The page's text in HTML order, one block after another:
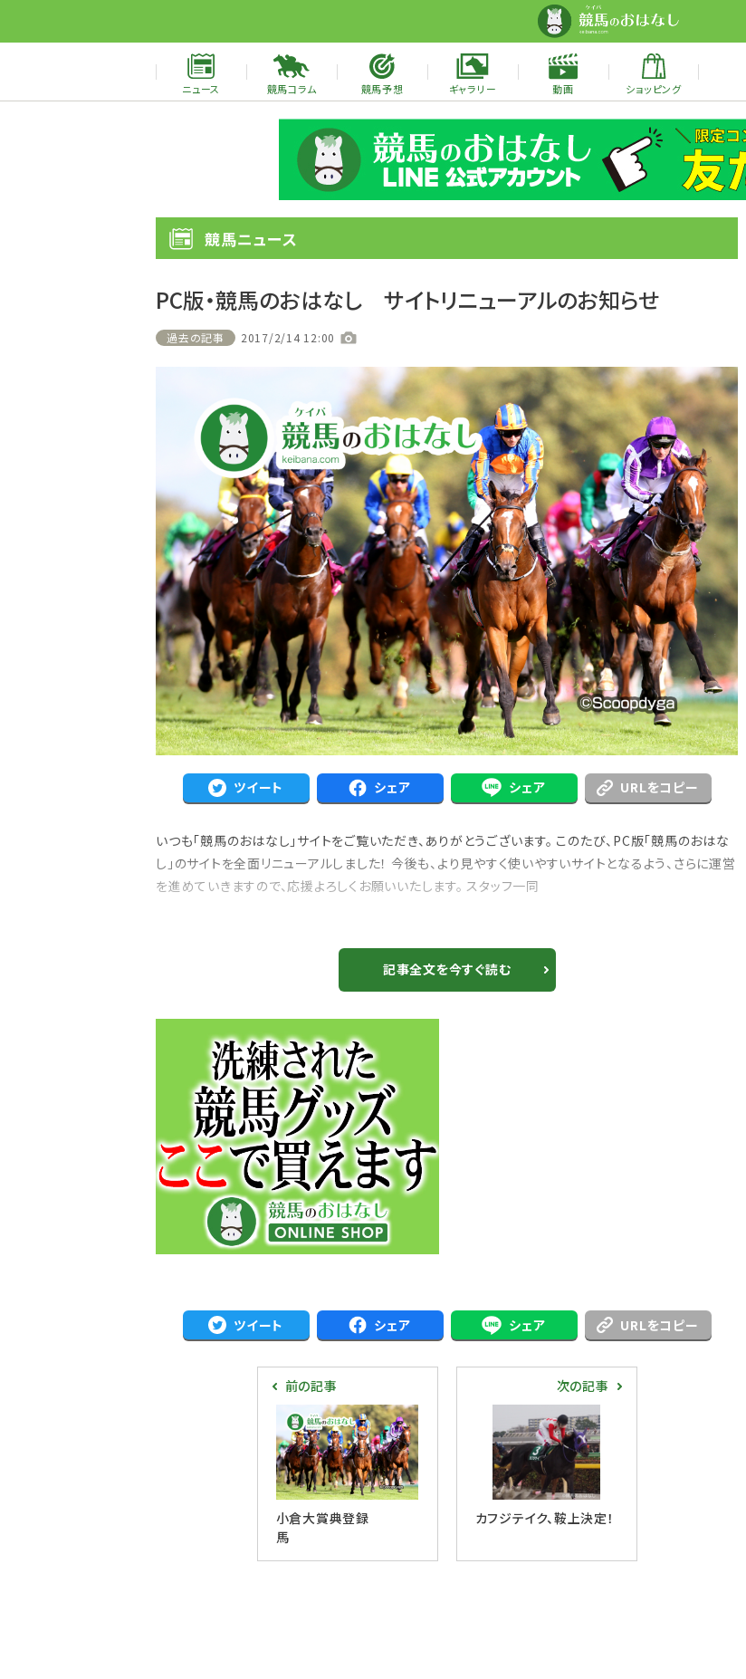
ニュース 競馬コラム 競馬予想 ギャラリー 動画 ショッピング
競馬ニュース
PC版・競馬のおはなし サイトリニューアルのお知らせ
過去の記事 2017/2/14 12:00
ツイート シェア シェア URLをコピー
いつも「競馬のおはなし」サイトをご覧いただき、ありがとうございます。 このたび、PC版「競馬のおはな
し」のサイトを全面リニューアルしました！ 今後も、より見やすく使いやすいサイトとなるよう、さらに運営
を進めていきますので、応援よろしくお願いいたします。 スタッフ一同
記事全文を今すぐ読む
ツイート シェア シェア URLをコピー
前の記事
小倉大賞典登録
馬
次の記事
カフジテイク、鞍上決定！
2万人、東京3万人を動...
注目のニュース